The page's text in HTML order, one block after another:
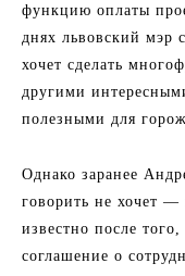
функцию оплаты
днях львовский мэр
хочет сделать
другими
полезными для
Однако заранее
говорить не хочет —
известно после
соглашение о